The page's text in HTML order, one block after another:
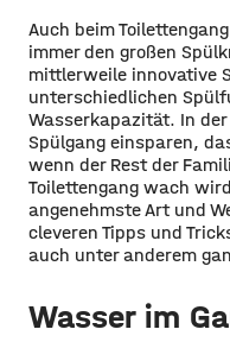
Auch beim
immer den großen
mittlerweile innovative
unterschiedlichen
Wasserkapazität. In
Spülgang einsparen,
wenn der Rest der
Toilettengang wach
angenehmste Art und
cleveren Tipps und
auch unter anderem
Wasser im